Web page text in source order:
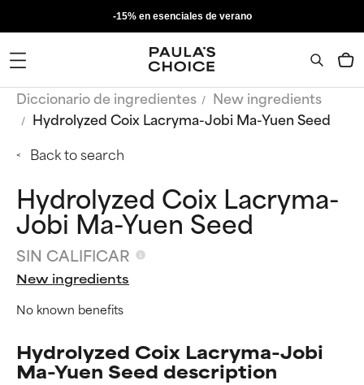
-15% en esenciales de verano
Diccionario de ingredientes
New ingredients
Hydrolyzed Coix Lacryma-Jobi Ma-Yuen Seed
Back to search
Hydrolyzed Coix Lacryma-
Jobi Ma-Yuen Seed
SIN CALIFICAR
New ingredients
No known benefits
Hydrolyzed Coix Lacryma-Jobi
Ma-Yuen Seed description